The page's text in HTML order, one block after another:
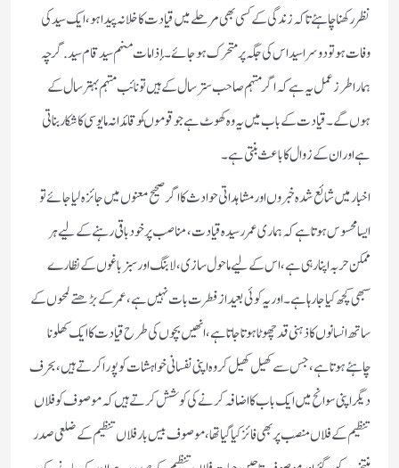
نظر ركھنا چاہئے تاكہ زندگی كے كسی بھی مرحلے میں قیادت كا خلا نہ پیدا ہو ‏، ایك سید كی
وفات ہو تو دوسرا سید اس كی جگہ پر متحرك ہوجائے۔ إذا مات منہم سید قام سید. گرچہ
ہمارا طرز عمل یہ ہے كہ اگر مہتمم صاحب ستر سال كے ہیں تو نائب مہتمم بہتر سال كے
ہوں گے۔ قیادت كے باب میں یہ وہ كھوٹ ہے جو قوموںكو قائدانہ مایوسی كا شكار بناتی
ہے ‏ اور ان كے زوال كا باعث بنتی ہے۔
اخبار میں شائع شدہ خبروں اور مشاہداتی حوادث كا اگر صحیح معنوں میں جائزہ لیا جائے تو
ایسا محسوس ہوتا ہے كہ ہماری عمر رسیدہ قیادت ‏، مناصب پر خودباقی رہنے كے لیے ہر
ممكن حربہ اپنا رہی ہے ‏، اس كے لیے ماحول سازی ‏، لابنگ اور سبز باغوں كے نظارے
سبھی كچھ كیا جارہا ہے۔ اور یہ كوئی بعید از فطرت بات نہیں ہے‏، عمر كے بڑھتے لمحوں كے
ساتھ انسانوں كا ذہنی قد چھوٹا ہوتا جاتا ہے‏ ‏،انھیں بچوں كی طرح قیادت كا ایك كھلونا
چاہئے ہوتا ہے‏، جس سے كھیل كھیل كر وہ اپنی نفسانی خواہشات كو پورا كرتے ہیں‏، بحرف
دیگر اپنی سوانح میں ایك باب كا اضافہ كرنے كی كوشش كرتے ہیں كہ موصوف كو فلاں
تنظیم كے فلاں منصب پر بھی فائز كیا گیا تھا‏، موصوف بیس بار فلاں تنظیم كے ضلعی صدر